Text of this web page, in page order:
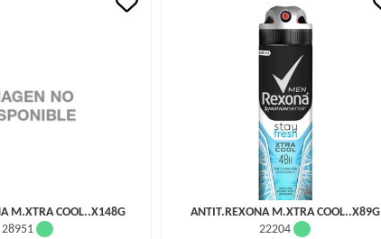
M.XTRA COOL..X148G
28951
ANTIT.REXONA M.XTRA COOL..X89G
22204